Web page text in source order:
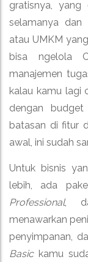
gratisnya, yang
selamanya
atau UMKM
bisa ngelola
manajemen
kalau kamu lagi
dengan
batasan di fitur
awal, ini sudah
Untuk bisnis
lebih, ada
Professional,
menawarkan
penyimpanan,
Basickamu